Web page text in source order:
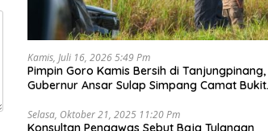
Kamis, Juli 16, 2026 5:49 Pm
Pimpin Goro Kamis Bersih di Tanjungpinang,
Gubernur Ansar Sulap Simpang Camat Bukit
Selasa, Oktober 21, 2025 11:20 Pm
Konsultan Pengawas Sebut Baja Tulangan